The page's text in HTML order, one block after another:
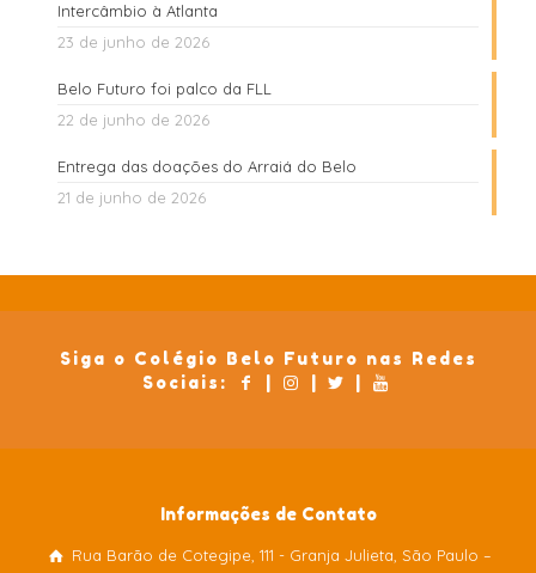
Intercâmbio à Atlanta
23 de junho de 2026
Belo Futuro foi palco da FLL
22 de junho de 2026
Entrega das doações do Arraiá do Belo
21 de junho de 2026
Siga o Colégio Belo Futuro nas Redes
Sociais:
| | |
Informações de Contato
Rua Barão de Cotegipe, 111 - Granja Julieta, São Paulo –